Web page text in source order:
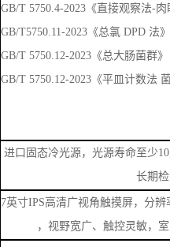
GB/T 5750.4-2023《直接观察法-
GB/T5750.11-2023《总氯 DPD 法
GB/T 5750.12-2023《总大肠菌群》
GB/T 5750.12-2023《平皿计数法
进口固态冷光源，光源寿命至少
长期
7英寸IPS高清广视角触摸屏，分
，视野宽广、触控灵敏，